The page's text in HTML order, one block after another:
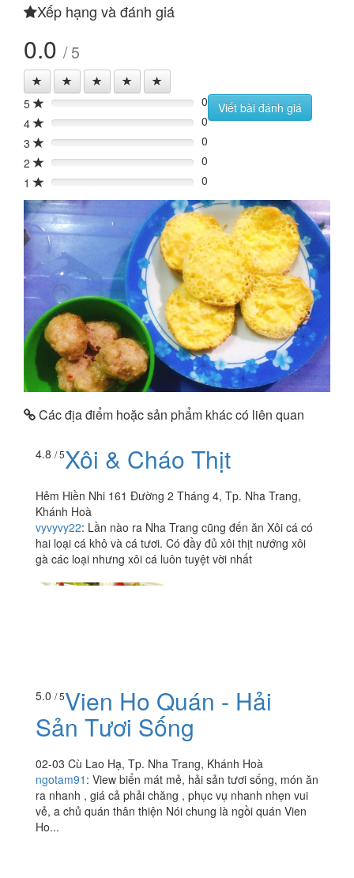
Xếp hạng và đánh giá
0.0 / 5
5 0%
0
4
0%
0
3
0%
0
2
0%
0
1
0% 0
Viết bài đánh giá
Các địa điểm hoặc sản phẩm khác có liên quan
4.8 / 5Xôi & Cháo Thịt
Hẻm Hiền Nhi 161 Đường 2 Tháng 4, Tp. Nha Trang,
Khánh Hoà
vyvyvy22: Lần nào ra Nha Trang cũng đến ăn Xôi cá có
hai loại cá khô và cá tươi. Có đầy đủ xôi thịt nướng xôi
gà các loại nhưng xôi cá luôn tuyệt vời nhất
5.0 / 5Vien Ho Quán - Hải
Sản Tươi Sống
02-03 Cù Lao Hạ, Tp. Nha Trang, Khánh Hoà
ngotam91 : View biển mát mẻ, hải sản tươi sống, món ăn
ra nhanh , giá cả phải chăng , phục vụ nhanh nhẹn vui
vẻ, a chủ quán thân thiện Nói chung là ngồi quán Vien
Ho...